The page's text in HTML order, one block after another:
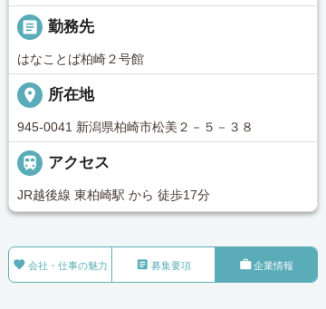
_pin
勤務先
はなことば柏崎２号館
place 所在地
945-0041 新潟県柏崎市松美２－５－３８
 アクセス
JR越後線 東柏崎駅 から 徒歩17分
 会社・仕事の魅力  募集要項 企業情報